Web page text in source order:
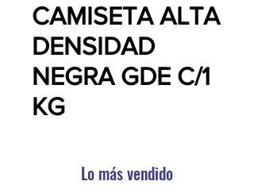
CAMISETA ALTA
DENSIDAD
NEGRA GDE C/1
KG
Lo más vendido